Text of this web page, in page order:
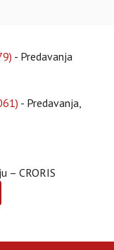
- Predavanja
- Predavanja,
– CRORIS